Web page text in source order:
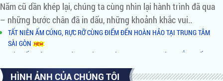
Năm cũ dần khép lại, chúng ta cùng nhìn lại hành trình đã qua
– những bước chân đã in dấu, những khoảnh khắc vui..
TẤT NIÊN ẤM CÚNG, RỰC RỠ CÙNG ĐIỂM ĐẾN HOÀN HẢO TẠI TRUNG TÂM
SÀI GÒN
QUẬN 2
NHỮNG LÝ DO NÊN CHỌN TỔ HỢP ẨM THỰC BÌNH KHÁNH BY NIGHT LÀM
HÌNH ẢNH CỦA CHÚNG TÔI